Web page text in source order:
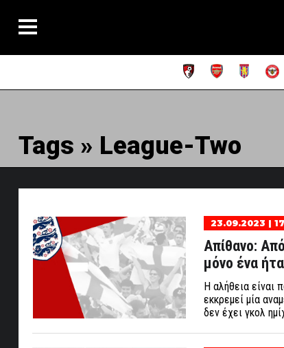
Tags » League-Two
23.09.2023 |
Απίθανο:
μόνο ένα
Η αλήθεια είναι
εκκρεμεί μία
δεν έχει γκολ